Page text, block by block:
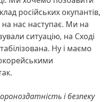
російських окупантів,
нас наступає. Ми на
ситуацію, на Сході
Ну і маємо
і безпеку